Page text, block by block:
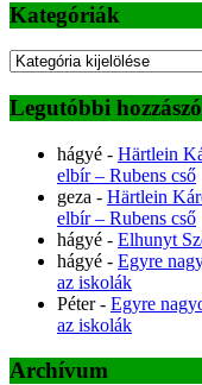
Kategóriák
Kategóriák
Legutóbbi
hágyé - Härtlein
elbír – Rubens cső
geza - Härtlein
elbír – Rubens cső
hágyé - Elhunyt
hágyé - Egyre
az iskolák
Péter- Egyre
az iskolák
Archívum